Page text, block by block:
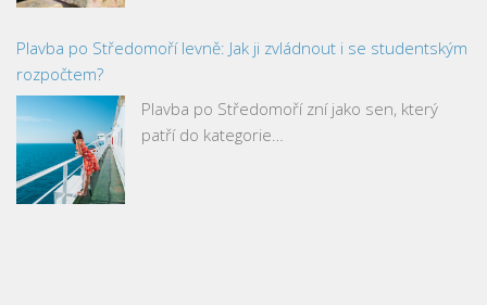
Plavba po Středomoří levně: Jak ji zvládnout i se studentským
rozpočtem?
Plavba po Středomoří zní jako sen, který
patří do kategorie…